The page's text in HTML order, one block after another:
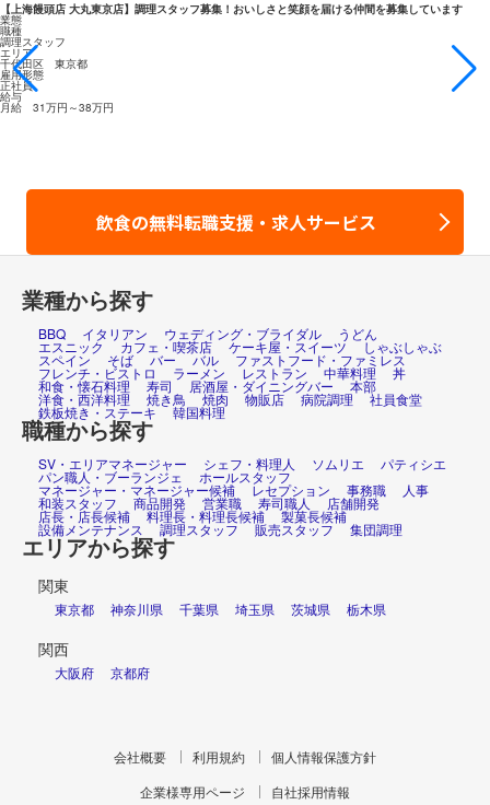
【上海饅頭店 大丸東京店】調理スタッフ募集！おいしさと笑顔を届ける仲間を募集しています
業態
職種
調理スタッフ
エリア
千代田区 東京都
雇用形態
正社員
給与
月給 31万円～38万円
飲食の無料転職支援・求人サービス
業種から探す
BBQ イタリアン ウェディング・ブライダル うどん
エスニック カフェ・喫茶店 ケーキ屋・スイーツ しゃぶしゃぶ
スペイン そば バー バル ファストフード・ファミレス
フレンチ・ビストロ ラーメン レストラン 中華料理 丼
和食・懐石料理 寿司 居酒屋・ダイニングバー 本部
洋食・西洋料理 焼き鳥 焼肉 物販店 病院調理 社員食堂
鉄板焼き・ステーキ 韓国料理
職種から探す
SV・エリアマネージャー シェフ・料理人 ソムリエ パティシエ
パン職人・ブーランジェ ホールスタッフ
マネージャー・マネージャー候補 レセプション 事務職 人事
和装スタッフ 商品開発 営業職 寿司職人 店舗開発
店長・店長候補 料理長・料理長候補 製菓長候補
設備メンテナンス 調理スタッフ 販売スタッフ 集団調理
エリアから探す
関東
東京都 神奈川県 千葉県 埼玉県 茨城県 栃木県
関西
大阪府 京都府
会社概要 利用規約
個人情報保護方針
企業様専用ページ
自社採用情報